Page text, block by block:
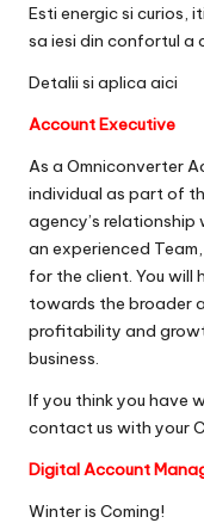
Esti energic si curios,
sa iesi din confortul a
Detalii si aplica aici
Account Executive
As a Omniconverter
individual as part of
agency’s
an experienced
for the client. You will
towards the broader
profitability and
business.
If you think you have
contact us with your
Digital Account
Winter is Coming!